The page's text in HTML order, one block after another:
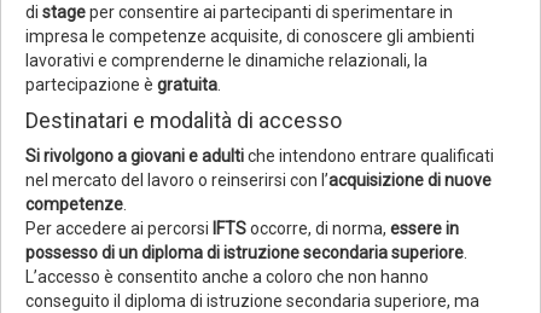
di stageper consentire ai partecipanti di sperimentare in
impresa le competenze acquisite, di conoscere gli ambienti
lavorativi e comprenderne le dinamiche relazionali, la
partecipazione è gratuita
Destinatari e modalità di accesso
Si rivolgono a giovani e adultiche intendono entrare qualificati
nel mercato del lavoro o reinserirsi con l’acquisizione di nuove
competenze
Per accedere ai percorsi IFTSoccorre, di norma, essere in
possesso di un diploma di istruzione secondaria superiore
L’accesso è consentito anche a coloro che non hanno
conseguito il diploma di istruzione secondaria superiore, ma